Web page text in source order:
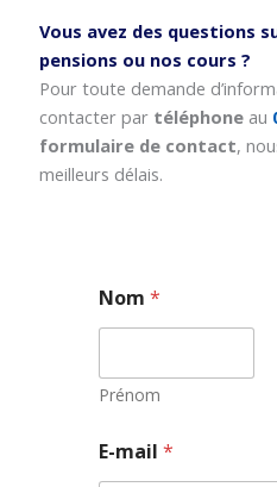
Vous avez des questions
pensions ou nos cours ?
Pour toute demande
contacter par téléphoneau
formulaire de contact,
meilleurs délais.
Nom*
Prénom
-
m
E-mail*